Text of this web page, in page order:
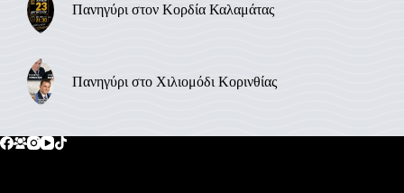
Πανηγύρι στον Κορδία Καλαμάτας
Πανηγύρι στο Χιλιομόδι Κορινθίας